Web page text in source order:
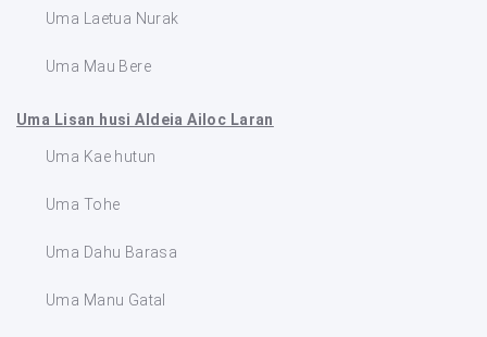
Uma Laetua Nurak
Uma Mau Bere
Uma Lisan husi Aldeia Ailoc Laran
Uma Kae hutun
Uma Tohe
Uma Dahu Barasa
Uma Manu Gatal